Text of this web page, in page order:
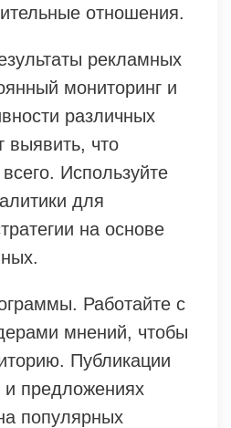
отношения.
рекламных
мониторинг и
различных
выявить, что
Используйте
для
на основе
Работайте с
мнений, чтобы
Публикации
предложениях
популярных